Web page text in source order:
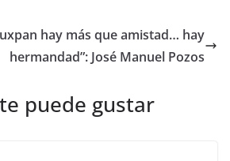
hay más que amistad… hay
hermandad”: José Manuel Pozos
puede gustar